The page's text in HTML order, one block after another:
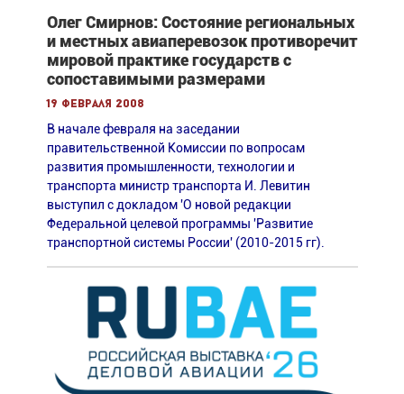
Олег Смирнов: Состояние региональных
и местных авиаперевозок противоречит
мировой практике государств с
сопоставимыми размерами
19 февраля 2008
В начале февраля на заседании
правительственной Комиссии по вопросам
развития промышленности, технологии и
транспорта министр транспорта И. Левитин
выступил с докладом 'О новой редакции
Федеральной целевой программы 'Развитие
транспортной системы России' (2010-2015 гг).